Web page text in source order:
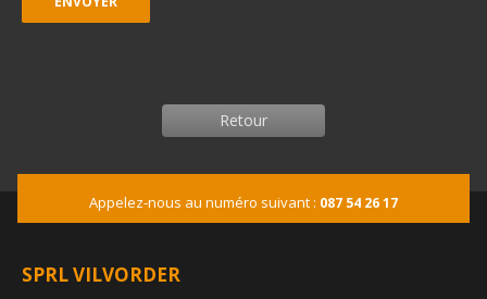
Retour
Appelez-nous au numéro suivant : 087 54 26 17
SPRL VILVORDER